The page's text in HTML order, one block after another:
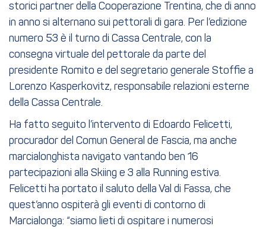
storici partner della Cooperazione Trentina, che di anno
in anno si alternano sui pettorali di gara. Per l’edizione
numero 53 è il turno di Cassa Centrale, con la
consegna virtuale del pettorale da parte del
presidente Romito e del segretario generale Stoffie a
Lorenzo Kasperkovitz, responsabile relazioni esterne
della Cassa Centrale.
Ha fatto seguito l’intervento di Edoardo Felicetti,
procurador del Comun General de Fascia, ma anche
marcialonghista navigato vantando ben 16
partecipazioni alla Skiing e 3 alla Running estiva.
Felicetti ha portato il saluto della Val di Fassa, che
quest’anno ospiterà gli eventi di contorno di
Marcialonga: “siamo lieti di ospitare i numerosi